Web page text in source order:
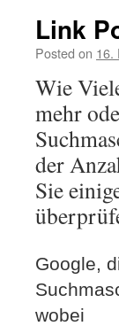
Link
Posted on 16.
Wie
mehr
der
Sie
Google,
wobei